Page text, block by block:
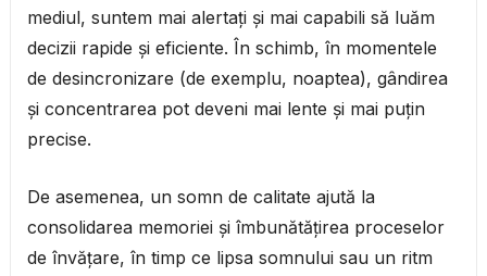
mediul, suntem mai alertați și mai capabili să luăm
decizii rapide și eficiente. În schimb, în momentele
de desincronizare (de exemplu, noaptea), gândirea
și concentrarea pot deveni mai lente și mai puțin
precise.
De asemenea, un somn de calitate ajută la
consolidarea memoriei și îmbunătățirea proceselor
de învățare, în timp ce lipsa somnului sau un ritm